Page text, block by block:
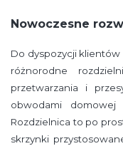
Nowoczesne
Do dyspozycji
różnorodne
przetwarzania i
obwodami domowej
Rozdzielnica to po
skrzynki